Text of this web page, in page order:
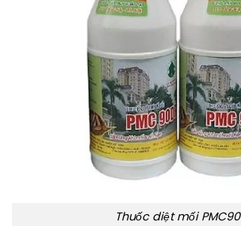
Thuốc diệt mối PMC90